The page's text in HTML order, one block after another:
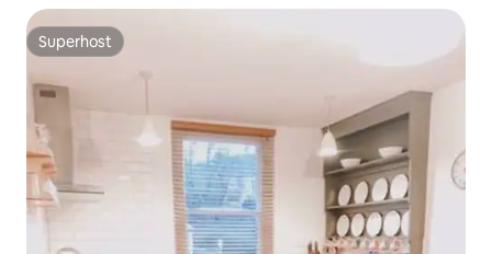
Superhost
Superhost